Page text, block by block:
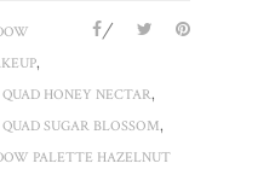
/
,
HONEY NECTAR,
SUGAR BLOSSOM,
PALETTE HAZELNUT